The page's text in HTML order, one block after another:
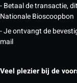
- Betaal de transactie,
Nationale Bioscoopbon
- Je ontvangt de
mail
Veel plezier bij de